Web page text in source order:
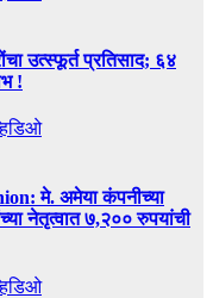
उत्स्फूर्त प्रतिसाद; ६४
!
मे. अमेया कंपनीच्या
नेतृत्वात ७,२०० रुपयांची